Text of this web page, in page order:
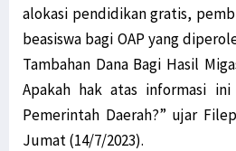
alokasi pendidikan gratis,
beasiswa bagi OAP yang
Tambahan Dana Bagi Hasil
Apakah hak atas informasi
Pemerintah Daerah?” ujar
Jumat (14/7/2023).